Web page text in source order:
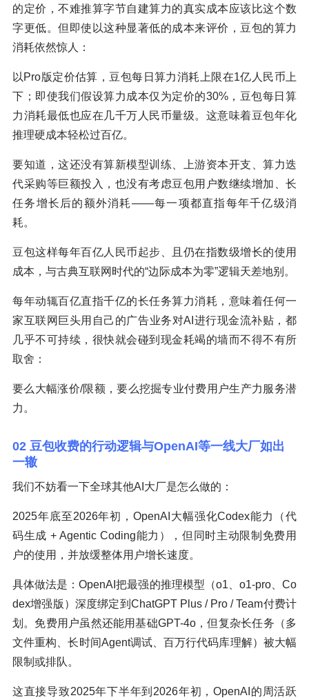
的定价，不难推算字节自建算力的真实成本应该比这个数
字更低。但即使以这种显著低的成本来评价，豆包的算力
消耗依然惊人：
以Pro版定价估算，豆包每日算力消耗上限在1亿人民币上
下；即使我们假设算力成本仅为定价的30%，豆包每日算
力消耗最低也应在几千万人民币量级。这意味着豆包年化
推理硬成本轻松过百亿。
要知道，这还没有算新模型训练、上游资本开支、算力迭
代采购等巨额投入，也没有考虑豆包用户数继续增加、长
任务增长后的额外消耗——每一项都直指每年千亿级消
耗。
豆包这样每年百亿人民币起步、且仍在指数级增长的使用
成本，与古典互联网时代的“边际成本为零”逻辑天差地别。
每年动辄百亿直指千亿的长任务算力消耗，意味着任何一
家互联网巨头用自己的广告业务对AI进行现金流补贴，都
几乎不可持续，很快就会碰到现金耗竭的墙而不得不有所
取舍：
要么大幅涨价/限额，要么挖掘专业付费用户生产力服务潜
力。
02 豆包收费的行动逻辑与OpenAI等一线大厂如出
一辙
我们不妨看一下全球其他AI大厂是怎么做的：
2025年底至2026年初，OpenAI大幅强化Codex能力（代
码生成 + Agentic Coding能力），但同时主动限制免费用
户的使用，并放缓整体用户增长速度。
具体做法是：OpenAI把最强的推理模型（o1、o1-pro、Co
dex增强版）深度绑定到ChatGPT Plus / Pro / Team付费计
划。免费用户虽然还能用基础GPT-4o，但复杂长任务（多
文件重构、长时间Agent调试、百万行代码库理解）被大幅
限制或排队。
这直接导致2025年下半年到2026年初，OpenAI的周活跃